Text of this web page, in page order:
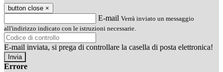
button close ×
E-mail Verrà inviato un messaggio
all'indirizzo indicato con le istruzioni necessarie.
E-mail inviata, si prega di controllare la casella di posta elettronica!
Errore